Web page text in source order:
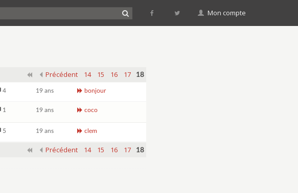
Mon compte
Précédent 14 15 16 17 18
4 19 ans bonjour
1 19 ans coco
5 19 ans clem
Précédent 14 15 16 17
18